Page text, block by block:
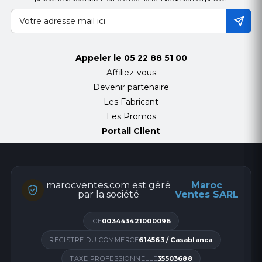
Appeler le 05 22 88 51 00
Affiliez-vous
Devenir partenaire
Les Fabricant
Les Promos
Portail Client
marocventes.com est géré
par la société
Maroc
Ventes SARL
ICE003443421000096
REGISTRE DU COMMERCE614563 / Casablanca
TAXE PROFESSIONNELLE35503688